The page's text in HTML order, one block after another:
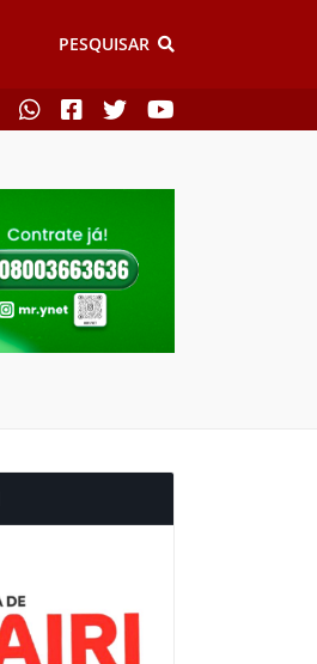
PESQUISAR